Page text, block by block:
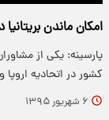
امکان ماندن
پارسینه: یکی از
کشور در اتحادیه
۶ شهریور ۱۳۹۵